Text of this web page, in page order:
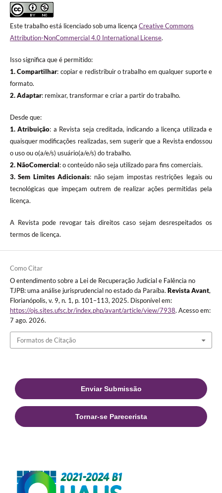
Este trabalho está licenciado sob uma licença Creative Commons
Attribution-NonCommercial 4.0 International License.
Isso significa que é permitido:
1. Compartilhar: copiar e redistribuir o trabalho em qualquer suporte e
formato.
2. Adaptar: remixar, transformar e criar a partir do trabalho.
Desde que:
1. Atribuição: a Revista seja creditada, indicando a licença utilizada e
quaisquer modificações realizadas, sem sugerir que a Revista endossou
o uso ou o(a/e/s) usuário(a/e/s) do trabalho.
2. NãoComercial: o conteúdo não seja utilizado para fins comerciais.
3.Sem Limites Adicionais: não sejam impostas restrições legais ou
tecnológicas que impeçam outrem de realizar ações permitidas pela
licença.
A Revista pode revogar tais direitos caso sejam desrespeitados os
termos de licença.
Como Citar
O entendimento sobre a Lei de Recuperação Judicial e Falência no
TJPB: uma análise jurisprudencial no estado da Paraíba. Revista Avant,
Florianópolis, v. 9, n. 1, p. 101–113, 2025. Disponível em:
https://ojs.sites.ufsc.br/index.php/avant/article/view/7938. Acesso em:
7 ago. 2026.
Formatos de Citação
Enviar Submissão
Tornar-se Parecerista